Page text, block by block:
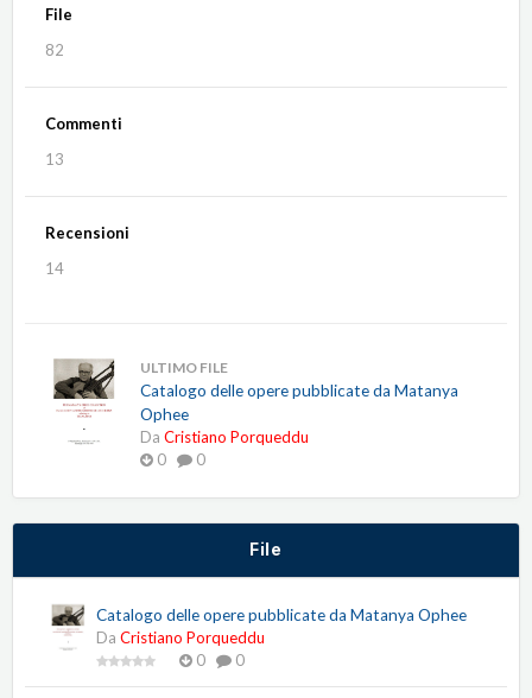
File
82
Commenti
13
Recensioni
14
ULTIMO FILE
Catalogo delle opere pubblicate da Matanya
Ophee
Da Cristiano Porqueddu
0
0
File
Catalogo delle opere pubblicate da Matanya Ophee
Da Cristiano Porqueddu
0
0